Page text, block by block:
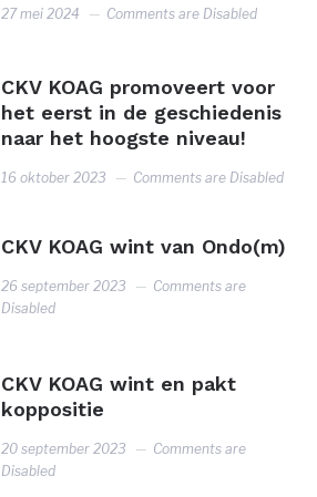
27 mei 2024 Comments are Disabled
CKV KOAG promoveert voor
het eerst in de geschiedenis
naar het hoogste niveau!
16 oktober 2023 Comments are Disabled
CKV KOAG wint van Ondo(m)
26 september 2023
Comments are
Disabled
CKV KOAG wint en pakt
koppositie
20 september 2023
Comments are
Disabled